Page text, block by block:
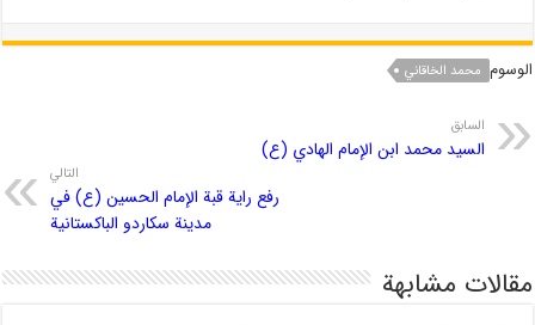
الوسوم محمد الخاقاني
السابق
السيد محمد ابن الإمام الهادي (ع)
التالي
رفع راية قبة الإمام الحسين (ع) في
مدينة سكاردو الباكستانية
مقالات مشابهة